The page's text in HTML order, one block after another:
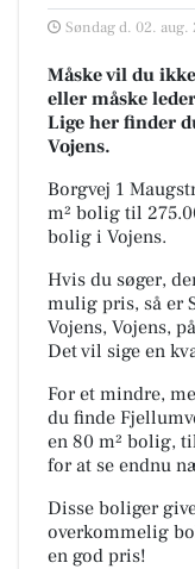
Søndag d. 02. aug.
Måske vil du
eller måske
Lige her finder
Vojens.
Borgvej 1
m² bolig til
bolig i Vojens.
Hvis du søger,
mulig pris, så er
Vojens, Vojens,
Det vil sige en
For et mindre,
du finde
en 80 m² bolig,
for at se endnu
Disse boliger
overkommelig
en god pris!